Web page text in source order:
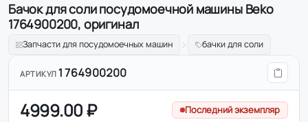
Бачок для соли посудомоечной машины Beko
1764900200, оригинал
Запчасти для посудомоечных машин бачки для соли
АРТИКУЛ 1764900200
4999.00 ₽ Последний экземпляр